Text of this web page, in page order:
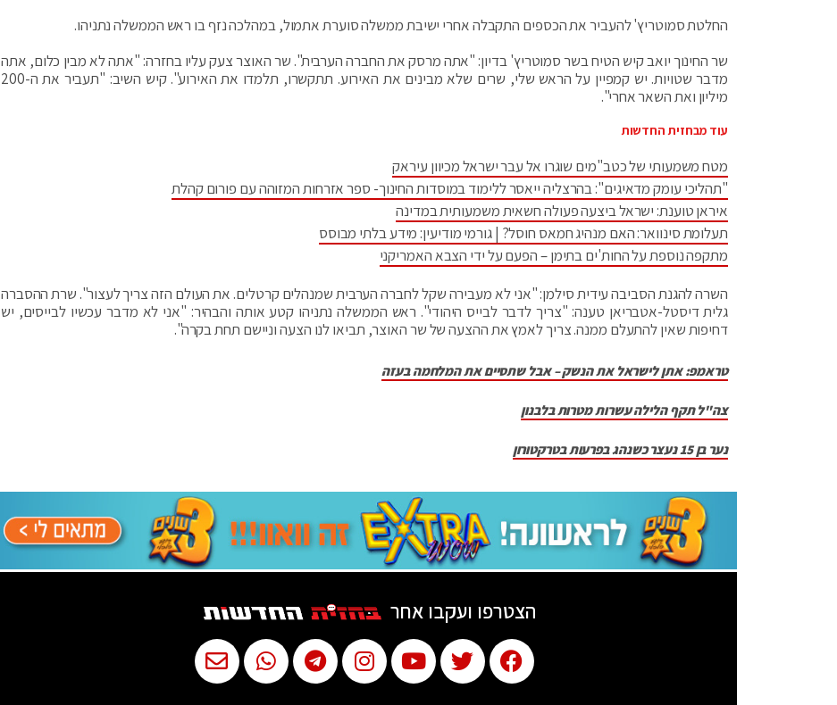
החלטת סמוטריץ' להעביר את הכספים התקבלה אחרי ישיבת ממשלה סוערת אתמול, במהלכה נזף בו ראש הממשלה נתניהו.
שר החינוך יואב קיש הטיח בשר סמוטריץ' בדיון: "אתה מרסק את החברה הערבית". שר האוצר צעק עליו בחזרה: "אתה לא מבין כלום, אתה
מדבר שטויות. יש קמפיין על הראש שלי, שרים שלא מבינים את האירוע. תתקשרו, תלמדו את האירוע". קיש השיב: "תעביר את ה-200
מיליון ואת השאר אחרי".
עוד מבחזית החדשות
מטח משמעותי של כטב"מים שוגרו אל עבר ישראל מכיוון עיראק
"תהליכי עומק מדאיגים": בהרצליה ייאסר ללימוד במוסדות החינוך- ספר אזרחות המזוהה עם פורום קהלת
איראן טוענת: ישראל ביצעה פעולה חשאית משמעותית במדינה
תעלומת סינוואר: האם מנהיג חמאס חוסל? | גורמי מודיעין: מידע בלתי מבוסס
מתקפה נוספת על החות'ים בתימן – הפעם על ידי הצבא האמריקני
השרה להגנת הסביבה עידית סילמן: "אני לא מעבירה שקל לחברה הערבית שמנהלים קרטלים. את העולם הזה צריך לעצור". שרת ההסברה
גלית דיסטל-אטבריאן טענה: "צריך לדבר לבייס היהודי". ראש הממשלה נתניהו קטע אותה והבהיר: "אני לא מדבר עכשיו לבייסים, יש
דחיפות שאין להתעלם ממנה. צריך לאמץ את ההצעה של שר האוצר, תביאו לנו הצעה וניישם תחת בקרה".
טראמפ: אתן לישראל את הנשק – אבל שתסיים את המלחמה בעזה
צה"ל תקף הלילה עשרות מטרות בלבנון
נער בן 15 נעצר כשנהג בפרעות בטרקטורון
הצטרפו ועקבו אחר